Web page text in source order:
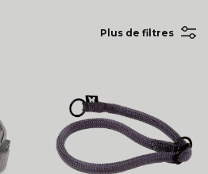
Plus de filtres